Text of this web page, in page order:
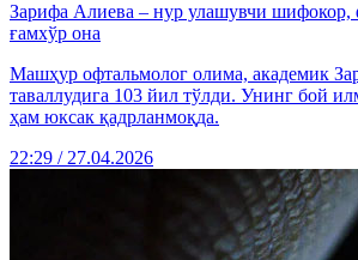
Зарифа Алиева – нур улашувчи шифокор,
ғамхўр она
Машҳур офтальмолог олима, академик
таваллудига 103 йил тўлди. Унинг бой
ҳам юксак қадрланмоқда.
22:29 / 27.04.2026